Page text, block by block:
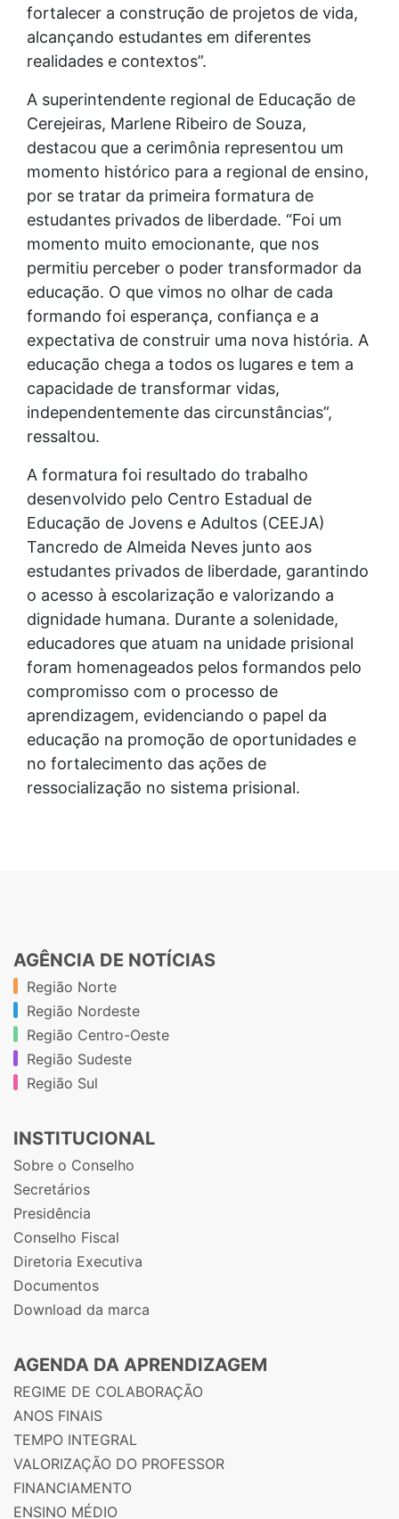
fortalecer a construção de projetos de vida,
alcançando estudantes em diferentes
realidades e contextos”.
A superintendente regional de Educação de
Cerejeiras, Marlene Ribeiro de Souza,
destacou que a cerimônia representou um
momento histórico para a regional de ensino,
por se tratar da primeira formatura de
estudantes privados de liberdade. “Foi um
momento muito emocionante, que nos
permitiu perceber o poder transformador da
educação. O que vimos no olhar de cada
formando foi esperança, confiança e a
expectativa de construir uma nova história. A
educação chega a todos os lugares e tem a
capacidade de transformar vidas,
independentemente das circunstâncias”,
ressaltou.
A formatura foi resultado do trabalho
desenvolvido pelo Centro Estadual de
Educação de Jovens e Adultos (CEEJA)
Tancredo de Almeida Neves junto aos
estudantes privados de liberdade, garantindo
o acesso à escolarização e valorizando a
dignidade humana. Durante a solenidade,
educadores que atuam na unidade prisional
foram homenageados pelos formandos pelo
compromisso com o processo de
aprendizagem, evidenciando o papel da
educação na promoção de oportunidades e
no fortalecimento das ações de
ressocialização no sistema prisional.
AGÊNCIA DE NOTÍCIAS
Região Norte
Região Nordeste
Região Centro-Oeste
Região Sudeste
Região Sul
INSTITUCIONAL
Sobre o Conselho
Secretários
Presidência
Conselho Fiscal
Diretoria Executiva
Documentos
Download da marca
AGENDA DA APRENDIZAGEM
REGIME DE COLABORAÇÃO
ANOS FINAIS
TEMPO INTEGRAL
VALORIZAÇÃO DO PROFESSOR
FINANCIAMENTO
ENSINO MÉDIO